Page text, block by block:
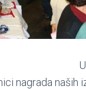
nagrada naših